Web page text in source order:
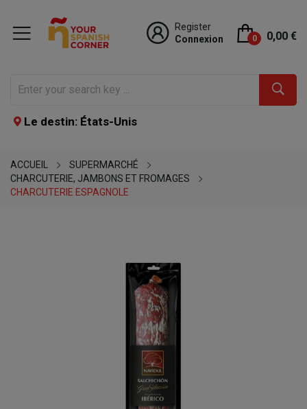
Register
Connexion
0 0,00 €
Le destin: États-Unis
ACCUEIL
SUPERMARCHÉ
CHARCUTERIE, JAMBONS ET FROMAGES
CHARCUTERIE ESPAGNOLE